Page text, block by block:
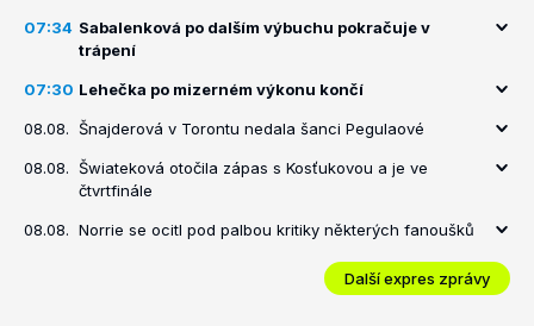
07:34 Sabalenková po dalším výbuchu pokračuje v
trápení
07:30 Lehečka po mizerném výkonu končí
08.08. Šnajderová v Torontu nedala šanci Pegulaové
08.08. Šwiateková otočila zápas s Kosťukovou a je ve
čtvrtfinále
08.08. Norrie se ocitl pod palbou kritiky některých fanoušků
Další expres zprávy